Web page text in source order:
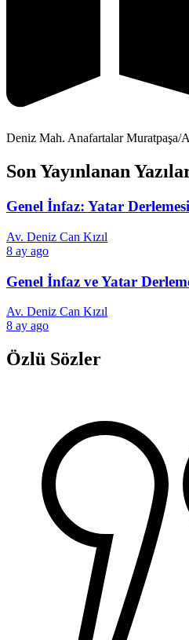
Deniz Mah. Anafartalar Muratpaşa/
Son Yayınlanan
Genel İnfaz: Yatar
Av. Deniz Can Kızıl
8 ay ago
Genel İnfaz ve Yatar
Av. Deniz Can Kızıl
8 ay ago
Özlü Sözler